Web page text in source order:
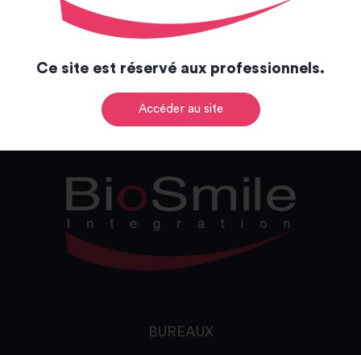
Notice et catalogue
BUREAUX
Ce site est réservé aux professionnels.
Accéder au site